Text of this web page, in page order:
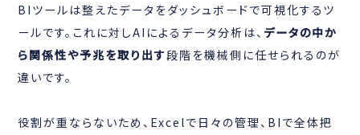
BIツールは整えたデータをダッシュボードで可視化するツ
ールです。これに対しAIによるデータ分析は、 データの中か
ら関係性や予兆を取り出す段階を機械側に任せられるのが
違いです。
役割が重ならないため、Excelで日々の管理、BIで全体把